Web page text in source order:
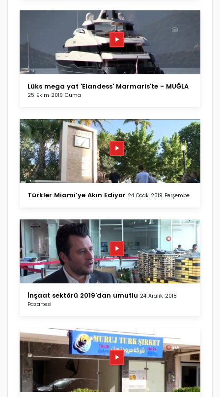
Lüks mega yat 'Elandess' Marmaris'te - MUĞLA
25 Ekim 2019 Cuma
Türkler Miami’ye Akın Ediyor 24 Ocak 2019 Perşembe
İnşaat sektörü 2019'dan umutlu 24 Aralık 2018
Pazartesi